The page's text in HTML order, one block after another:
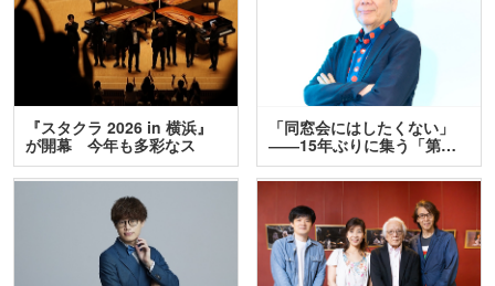
『スタクラ 2026 in 横浜』
が開幕 今年も多彩なス
テ…
「同窓会にはしたくない」
――15年ぶりに集う「第…